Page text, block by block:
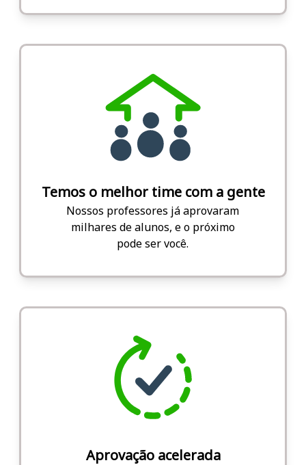
Temos o melhor time com a gente
Nossos professores já aprovaram
milhares de alunos, e o próximo
pode ser você.
Aprovação acelerada